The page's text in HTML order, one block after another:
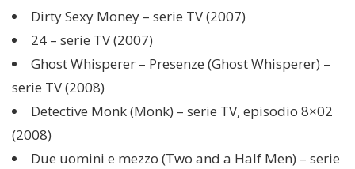
Dirty Sexy Money – serie TV (2007)
24 – serie TV (2007)
Ghost Whisperer – Presenze (Ghost Whisperer) –
serie TV (2008)
Detective Monk (Monk) – serie TV, episodio 8×02
(2008)
Due uomini e mezzo (Two and a Half Men) – serie